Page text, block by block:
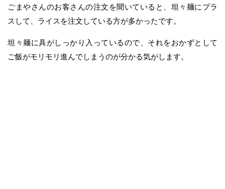
ごまやさんのお客さんの注文を聞いていると、坦々麺にプラ
スして、ライスを注文している方が多かったです。
坦々麺に具がしっかり入っているので、それをおかずとして
ご飯がモリモリ進んでしまうのが分かる気がします。